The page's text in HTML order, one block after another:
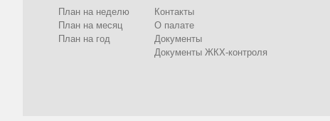
План на неделю
План на месяц
План на год
Контакты
О палате
Документы
Документы ЖКХ-контроля